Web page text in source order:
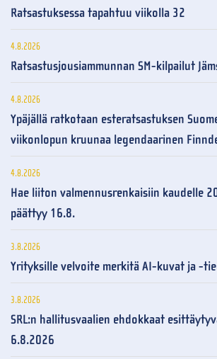
Ratsastuksessa tapahtuu viikolla 32
4.8.2026
Ratsastusjousiammunnan SM-kilpailut
4.8.2026
Ypäjällä ratkotaan esteratsastuksen
viikonlopun kruunaa legendaarinen
4.8.2026
Hae liiton valmennusrenkaisiin kaudelle
päättyy 16.8.
3.8.2026
Yrityksille velvoite merkitä AI-kuvat ja -
3.8.2026
SRL:n hallitusvaalien ehdokkaat
6.8.2026